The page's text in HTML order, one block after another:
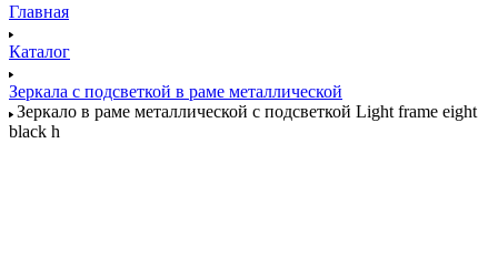
Главная
Каталог
Зеркала с подсветкой в раме металлической
Зеркало в раме металлической с подсветкой Light frame eight
black h